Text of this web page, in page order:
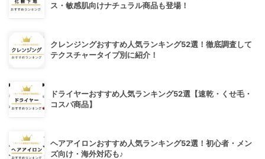
ス・敏感肌向けナチュラル商品も登場！
クレンジングおすすめ人気ランキング52選！徹底調査して
テクスチャータイプ別に紹介！
ドライヤーおすすめ人気ランキング52選【速乾・くせ毛・
コスパ商品】
ヘアアイロンおすすめ人気ランキング52選！初心者・メン
ズ向け・海外対応も♪